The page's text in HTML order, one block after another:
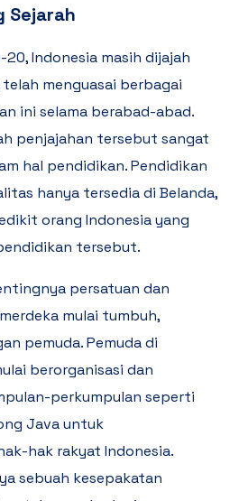
Sejarah
20, Indonesia masih dijajah
menguasai berbagai
ini selama berabad-abad.
penjajahan tersebut sangat
hal pendidikan. Pendidikan
hanya tersedia di Belanda,
orang Indonesia yang
tersebut.
persatuan dan
mulai tumbuh,
pemuda. Pemuda di
berorganisasi dan
perkumpulan seperti
Java untuk
hak rakyat Indonesia.
sebuah kesepakatan